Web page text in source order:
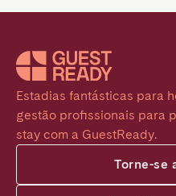
Estadias fantásticas para
gestão profissionais para
stay com a GuestReady.
Torne-se